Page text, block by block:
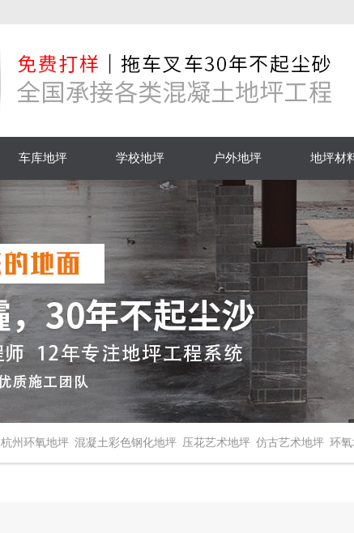
车库地坪 学校地坪 户外地坪 地坪材
杭州环氧地坪 混凝土彩色钢化地坪 压花艺术地坪 仿古艺术地坪 环